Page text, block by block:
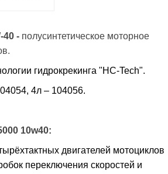
40 - полусинтетическое моторное
гидрокрекинга "HC-Tech".
4л – 104056.
10w40:
двигателей мотоциклов
переключения скоростей и